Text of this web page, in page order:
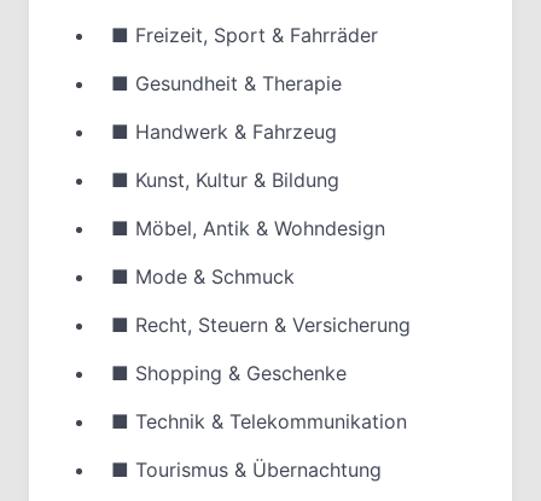
■ Freizeit, Sport & Fahrräder
■ Gesundheit & Therapie
■ Handwerk & Fahrzeug
■ Kunst, Kultur & Bildung
■ Möbel, Antik & Wohndesign
■ Mode & Schmuck
■ Recht, Steuern & Versicherung
■ Shopping & Geschenke
■ Technik & Telekommunikation
■ Tourismus & Übernachtung